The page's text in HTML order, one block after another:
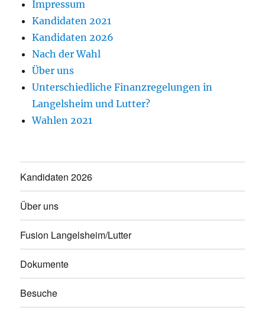
Impressum
Kandidaten 2021
Kandidaten 2026
Nach der Wahl
Über uns
Unterschiedliche Finanzregelungen in
Langelsheim und Lutter?
Wahlen 2021
Kandidaten 2026
Über uns
Fusion Langelsheim/Lutter
Dokumente
Besuche